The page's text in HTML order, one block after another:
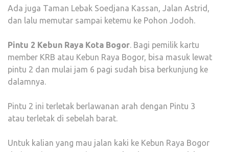
Ada juga Taman Lebak Soedjana Kassan, Jalan Astrid,
dan lalu memutar sampai ketemu ke Pohon Jodoh.
Pintu 2 Kebun Raya Kota Bogor . Bagi pemilik kartu
member KRB atau Kebun Raya Bogor, bisa masuk lewat
pintu 2 dan mulai jam 6 pagi sudah bisa berkunjung ke
dalamnya.
Pintu 2 ini terletak berlawanan arah dengan Pintu 3
atau terletak di sebelah barat.
Untuk kalian yang mau jalan kaki ke Kebun Raya Bogor